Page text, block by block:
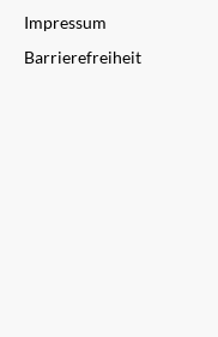
Impressum
Barrierefreiheit